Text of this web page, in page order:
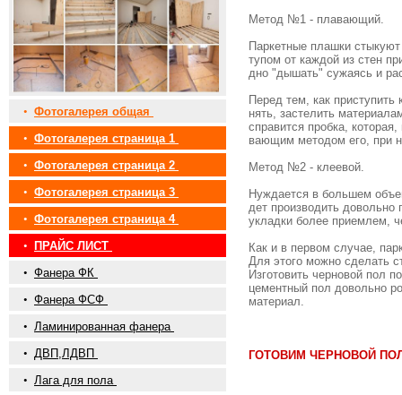
• Фотогалерея общая
• Фотогалерея страница 1
• Фотогалерея страница 2
• Фотогалерея страница 3
• Фотогалерея страница 4
•
ПРАЙС ЛИСТ
• Фанера ФК
• Фанера ФСФ
• Ламинированная фанера
• ДВП,ЛДВП
• Лага для пола
Метод №1 - плавающий.
Паркетные плашки
тупом от каждой из стен
дно "дышать" сужаясь и
Перед тем, как
нять, застелить
справится пробка,
вающим методом его, при
Метод №2 - клеевой.
Нуждается в большем
дет производить
укладки более приемлем,
Как и в первом случае,
Для этого можно сделать
Изготовить черновой пол
цементный пол довольно
материал.
ГОТОВИМ ЧЕРНОВОЙ